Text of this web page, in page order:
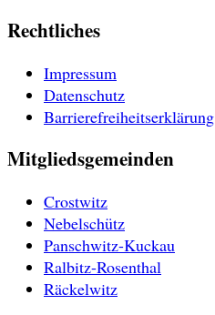
Rechtliches
Impressum
Datenschutz
Barrierefreiheitserklärung
Mitgliedsgemeinden
Crostwitz
Nebelschütz
Panschwitz-Kuckau
Ralbitz-Rosenthal
Räckelwitz